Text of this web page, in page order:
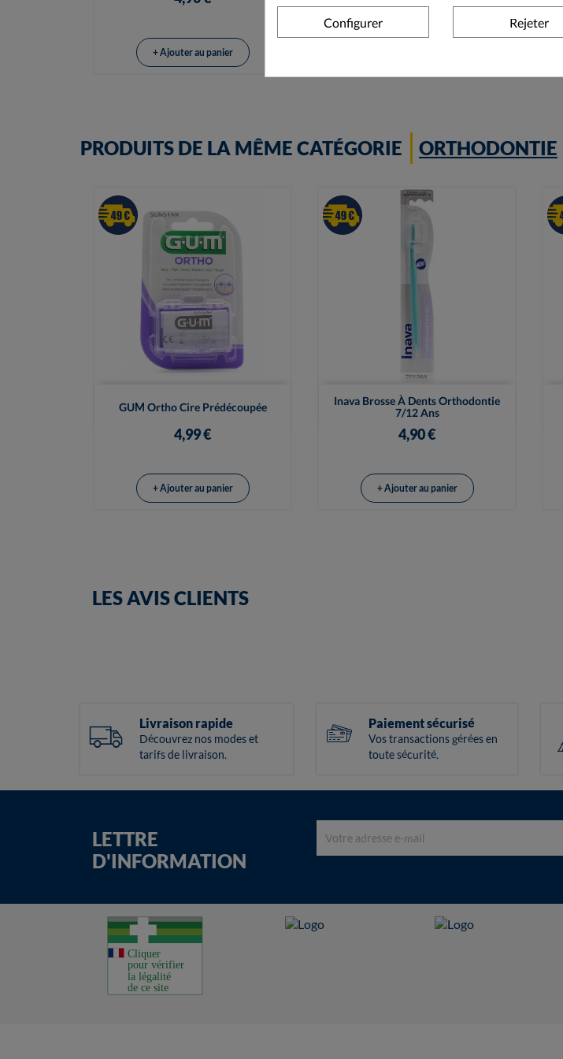
+ Ajouter au panier
PRODUITS DE LA MÊME CATÉGORIE ORTHODONTIE
GUM Ortho Cire Prédécoupée
4,99 €
 Vue rapide
+ Ajouter au panier
Inava Brosse À Dents Orthodontie
7/12 Ans
4,90 €
 Vue rapide
+ Ajouter au panier
LES AVIS CLIENTS
Livraison rapide
Découvrez nos modes et
tarifs de livraison.
Paiement sécurisé
Vos transactions gérées en
toute sécurité.
LETTRE
D'INFORMATION
Configurer Rejeter